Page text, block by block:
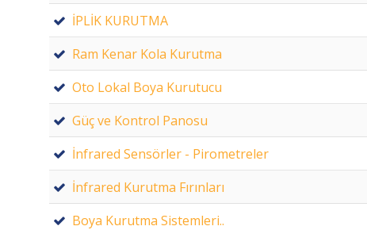
İPLİK KURUTMA
Ram Kenar Kola Kurutma
Oto Lokal Boya Kurutucu
Güç ve Kontrol Panosu
İnfrared Sensörler - Pirometreler
İnfrared Kurutma Fırınları
Boya Kurutma Sistemleri..